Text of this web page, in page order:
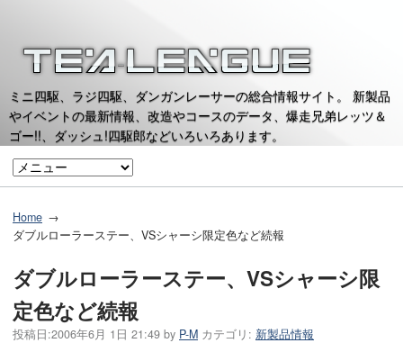
ミニ四駆、ラジ四駆、ダンガンレーサーの総合情報サイト。 新製品
やイベントの最新情報、改造やコースのデータ、爆走兄弟レッツ＆
ゴー!!、ダッシュ!四駆郎などいろいろあります。
Home
ダブルローラーステー、VSシャーシ限定色など続報
ダブルローラーステー、VSシャーシ限
定色など続報
投稿日:2006年6月 1日 21:49 by P-M カテゴリ: 新製品情報